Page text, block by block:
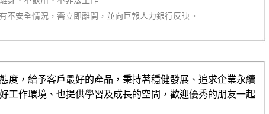
不安全情況，需立即離開，並向巨報人力銀行反映。
度，給予客戶最好的產品，秉持著穩健發展、追求企業永續
工作環境、也提供學習及成長的空間，歡迎優秀的朋友一起